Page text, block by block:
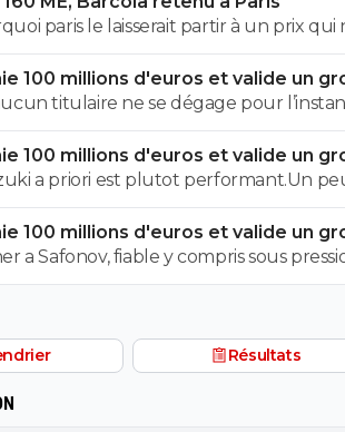
paris le laisserait partir à un prix qui
restera c'est tout
100 millions d'euros et valide un
titulaire ne se dégage pour
foutre01 …🤣🤣🇧🇷🇵🇹🇫🇷🇺🇦
100 millions d'euros et valide un
a priori est plutot performant.Un
100 millions d'euros et valide un
a Safonov, fiable y compris sous
Résultats